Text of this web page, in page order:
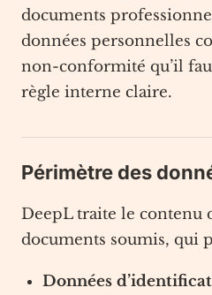
documents
données personnelles
non-conformité qu’il
règle interne claire.
Périmètre des
DeepL traite le contenu
documents soumis, qui
Données